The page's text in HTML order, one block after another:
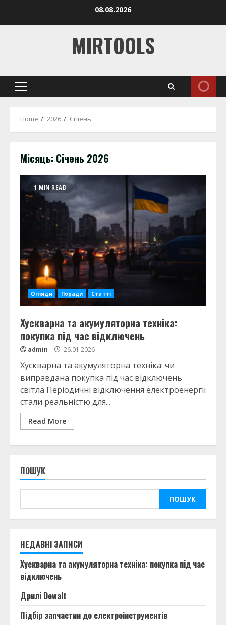
08.08.2026
MIRTOOLS
Primary
Home 2026 Січень
Місяць: Січень 2026
1 MIN READ
Огляди Поради Статті
Хускварна та акумуляторна техніка:
покупка під час відключень
admin 26.01.2026
Хускварна та акумуляторна техніка: чи
виправдана покупка під час відключень
світла Періодичні відключення електроенергії
стали реальністю для...
Read More
ПОШУК
ПОШУК
НЕДАВНІ ЗАПИСИ
Хускварна та акумуляторна техніка: покупка під час
відключень
Дрилі Dewalt
Підбір запчастин до електроінструментів